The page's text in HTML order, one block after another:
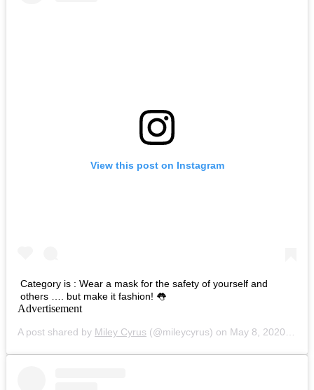
View this post on Instagram
Category is : Wear a mask for the safety of yourself and
others …. but make it fashion! 👅
Advertisement
A post shared by Miley Cyrus (@mileycyrus) on May 8, 2020 at 8:28am PDT